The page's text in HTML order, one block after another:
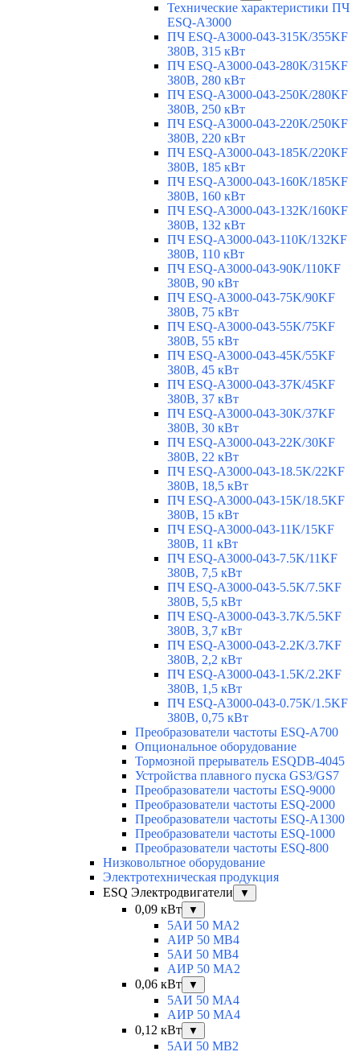
Технические характеристики ПЧ
ESQ-A3000
ПЧ ESQ-A3000-043-315K/355KF
380В, 315 кВт
ПЧ ESQ-A3000-043-280K/315KF
380В, 280 кВт
ПЧ ESQ-A3000-043-250K/280KF
380В, 250 кВт
ПЧ ESQ-A3000-043-220K/250KF
380В, 220 кВт
ПЧ ESQ-A3000-043-185K/220KF
380В, 185 кВт
ПЧ ESQ-A3000-043-160K/185KF
380В, 160 кВт
ПЧ ESQ-A3000-043-132K/160KF
380В, 132 кВт
ПЧ ESQ-A3000-043-110K/132KF
380В, 110 кВт
ПЧ ESQ-A3000-043-90K/110KF
380В, 90 кВт
ПЧ ESQ-A3000-043-75K/90KF
380В, 75 кВт
ПЧ ESQ-A3000-043-55K/75KF
380В, 55 кВт
ПЧ ESQ-A3000-043-45K/55KF
380В, 45 кВт
ПЧ ESQ-A3000-043-37K/45KF
380В, 37 кВт
ПЧ ESQ-A3000-043-30K/37KF
380В, 30 кВт
ПЧ ESQ-A3000-043-22K/30KF
380В, 22 кВт
ПЧ ESQ-A3000-043-18.5K/22KF
380В, 18,5 кВт
ПЧ ESQ-A3000-043-15K/18.5KF
380В, 15 кВт
ПЧ ESQ-A3000-043-11K/15KF
380В, 11 кВт
ПЧ ESQ-A3000-043-7.5K/11KF
380В, 7,5 кВт
ПЧ ESQ-A3000-043-5.5K/7.5KF
380В, 5,5 кВт
ПЧ ESQ-A3000-043-3.7K/5.5KF
380В, 3,7 кВт
ПЧ ESQ-A3000-043-2.2K/3.7KF
380В, 2,2 кВт
ПЧ ESQ-A3000-043-1.5K/2.2KF
380В, 1,5 кВт
ПЧ ESQ-A3000-043-0.75K/1.5KF
380В, 0,75 кВт
Преобразователи частоты ESQ-A700
Опциональное оборудование
Тормозной прерыватель ESQDB-4045
Устройства плавного пуска GS3/GS7
Преобразователи частоты ESQ-9000
Преобразователи частоты ESQ-2000
Преобразователи частоты ESQ-A1300
Преобразователи частоты ESQ-1000
Преобразователи частоты ESQ-800
Низковольтное оборудование
Электротехническая продукция
ESQ Электродвигатели
▼
0,09 кВт ▼
5АИ 50 МА2
АИР 50 МВ4
5АИ 50 МB4
АИР 50 МА2
0,06 кВт
▼
5АИ 50 МА4
АИР 50 MA4
0,12 кВт
▼
5АИ 50 МB2